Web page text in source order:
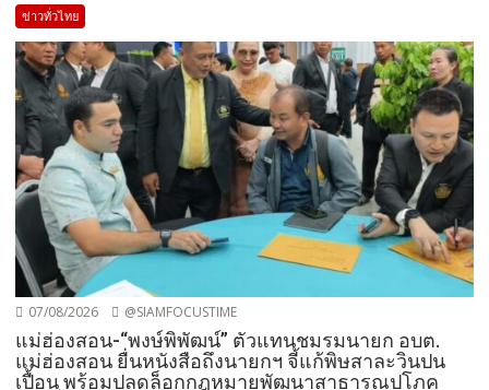
ข่าวทั่วไทย
07/08/2026 @SIAMFOCUSTIME
แม่ฮ่องสอน-“พงษ์พิพัฒน์” ตัวแทนชมรมนายก อบต.
แม่ฮ่องสอน ยื่นหนังสือถึงนายกฯ จี้แก้พิษสาละวินปน
เปื้อน พร้อมปลดล็อกกฎหมายพัฒนาสาธารณูปโภค